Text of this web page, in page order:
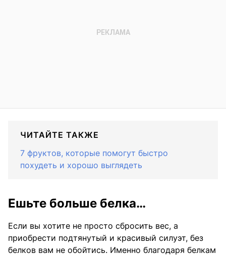
ЧИТАЙТЕ ТАКЖЕ
7 фруктов, которые помогут быстро
похудеть и хорошо выглядеть
Ешьте больше белка…
Если вы хотите не просто сбросить вес, а
приобрести подтянутый и красивый силуэт, без
белков вам не обойтись. Именно благодаря белкам